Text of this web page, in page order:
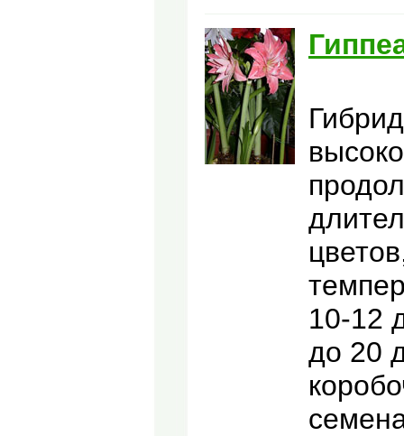
10-12
до 20